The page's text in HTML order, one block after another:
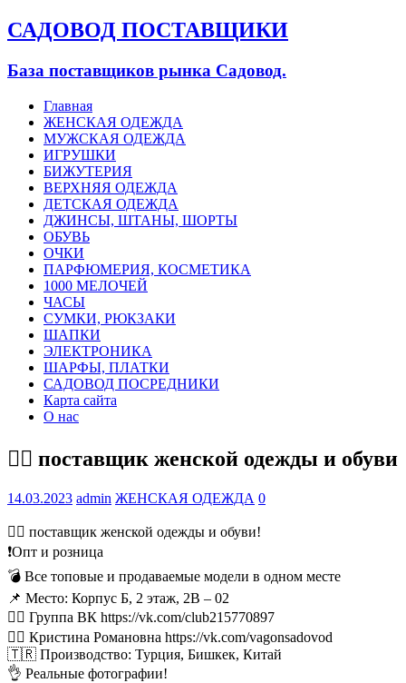
САДОВОД ПОСТАВЩИКИ
База поставщиков рынка Садовод.
Главная
ЖЕНСКАЯ ОДЕЖДА
МУЖСКАЯ ОДЕЖДА
ИГРУШКИ
БИЖУТЕРИЯ
ВЕРХНЯЯ ОДЕЖДА
ДЕТСКАЯ ОДЕЖДА
ДЖИНСЫ, ШТАНЫ, ШОРТЫ
ОБУВЬ
ОЧКИ
ПАРФЮМЕРИЯ, КОСМЕТИКА
1000 МЕЛОЧЕЙ
ЧАСЫ
СУМКИ, РЮКЗАКИ
ШАПКИ
ЭЛЕКТРОНИКА
ШАРФЫ, ПЛАТКИ
САДОВОД ПОСРЕДНИКИ
Карта сайта
О нас
🙋‍♂ поставщик женской одежды и обуви
14.03.2023 admin ЖЕНСКАЯ ОДЕЖДА 0
🙋‍♂ поставщик женской одежды и обуви!
❗Опт и розница
💣 Все топовые и продаваемые модели в одном месте
📌 Место: Корпус Б, 2 этаж, 2В – 02
👉🏼 Группа ВК https://vk.com/club215770897
👉🏼 Кристина Романовна https://vk.com/vagonsadovod
🇹🇷 Производство: Турция, Бишкек, Китай
👌 Реальные фотографии!